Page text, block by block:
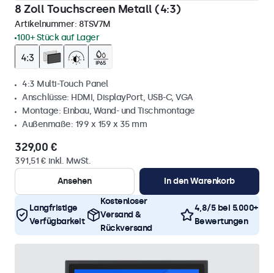
8 Zoll Touchscreen Metall (4:3)
Artikelnummer: 8TSV7M
100+ Stück auf Lager
4:3 Multi-Touch Panel
Anschlüsse: HDMI, DisplayPort, USB-C, VGA
Montage: Einbau, Wand- und Tischmontage
Außenmaße: 199 x 159 x 35 mm
329,00 €
391,51 € inkl. MwSt.
Ansehen
In den Warenkorb
Langfristige
Verfügbarkeit
Kostenloser
Versand &
Rückversand
4,8/5 bei 5.000+
Bewertungen